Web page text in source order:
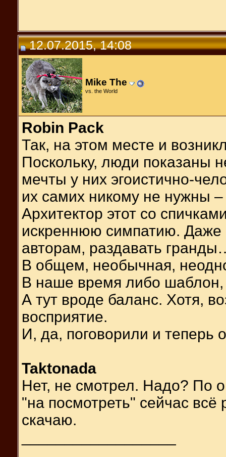
12.07.2015, 14:08
Mike The
vs. the World
Robin Pack
Так, на этом месте и
Поскольку, люди показаны
мечты у них эгоистично-
их самих никому не нужны –
Архитектор этот со
искреннюю симпатию. Даже
авторам, раздавать
В общем, необычная,
В наше время либо шаблон,
А тут вроде баланс. Хотя,
восприятие.
И, да, поговорили и теперь
Taktonada
Нет, не смотрел. Надо? По
"на посмотреть" сейчас всё
скачаю.